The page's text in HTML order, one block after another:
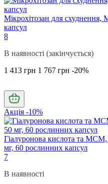
Мікрохітозан для
капсул
8
В наявності (закінчується)
1 413 грн 1 767 грн -20%
Акція -10%
Гіалуронова кислота та
мг, 60 рослинних капсул
7
В наявності